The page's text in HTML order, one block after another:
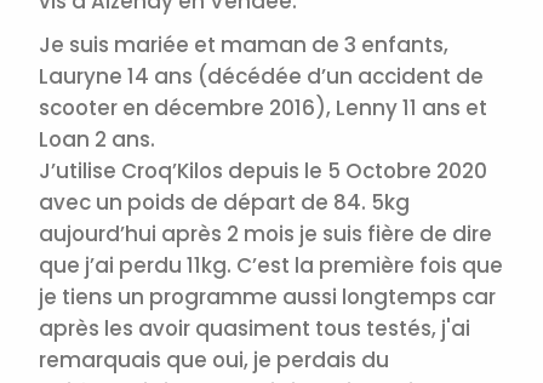
Je suis mariée et maman de 3 enfants,
Lauryne 14 ans (décédée d’un accident de
scooter en décembre 2016), Lenny 11 ans et
Loan 2 ans.
J’utilise Croq’Kilos depuis le 5 Octobre 2020
avec un poids de départ de 84. 5kg
aujourd’hui après 2 mois je suis fière de dire
que j’ai perdu 11kg. C’est la première fois que
je tiens un programme aussi longtemps car
après les avoir quasiment tous testés, j'ai
remarquais que oui, je perdais du